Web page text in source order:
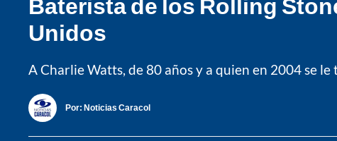
Unidos
A Charlie Watts, de 80 años y a quien en 2004 se
Por: Noticias Caracol